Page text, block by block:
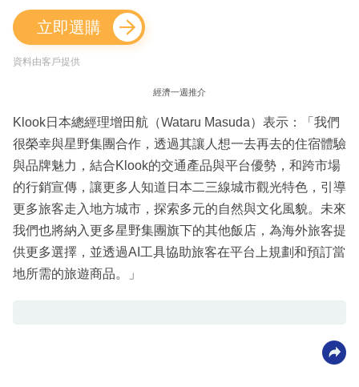
立即選購
資料由客戶提供
經濟一週推介
Klook日本總經理增田航（Wataru Masuda）表示：「我們
很榮幸與星野集團合作，透過其讓人想一去再去的住宿體驗
與品牌魅力，結合Klook的交通產品與平台優勢，和跨市場
的行銷宣傳，讓更多人知道日本二三線城市觀光特色，引導
更多旅客走入地方城市，探索多元的自然與文化風貌。未來
我們也將納入更多星野集團旗下的其他飯店，為海外旅客提
供更多選擇，並透過AI工具協助旅客在平台上規劃和預訂當
地所需的旅遊商品。」